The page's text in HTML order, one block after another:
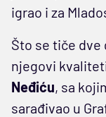
igrao i za
Što se tiče
njegovi
Neđiću, sa
sarađivao u